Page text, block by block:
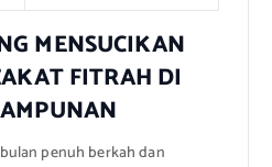
MENSUCIKAN
FITRAH DI
penuh berkah dan